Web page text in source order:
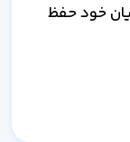
خود حفظ